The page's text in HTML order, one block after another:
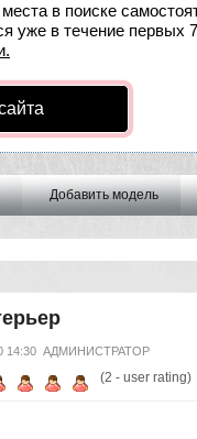
в поиске
уже в течение первых
Добавить модель
14:30 АДМИНИСТРАТОР
(2 - user rating)